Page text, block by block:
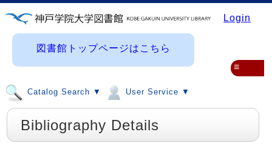
Login
図書館トップページはこちら
Catalog Search ▼ User Service ▼
≡
Bibliography Details